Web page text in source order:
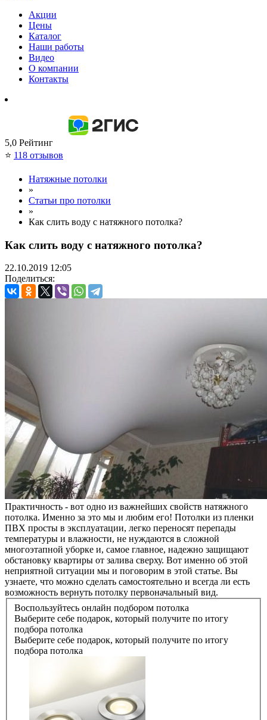
Акции
Цены
Каталог
Наши работы
Видео
О компании
Контакты
5,0 Рейтинг
⭐ 118 отзывов
Натяжные потолки
»
Статьи про потолки
»
Как слить воду с натяжного потолка?
Как слить воду с натяжного потолка?
22.10.2019 12:05
Поделиться:
Практичность - вот одно из важнейших свойств натяжного
потолка. Именно за это мы и любим его! Потолки из пленки
ПВХ просты в эксплуатации, легко переносят перепады
температуры и влажности, не нуждаются в сложной
многоэтапной уборке и, самое главное, надежно защищают
обстановку квартиры от залива сверху. Вот именно об этой
неприятной ситуации мы и поговорим в этой статье. Вы
узнаете, что можно сделать самостоятельно и всегда ли есть
возможность вернуть потолку первоначальный вид.
Воспользуйтесь онлайн подбором потолка
Выберите себе подарок, который получите по итогу
подбора потолка
Выберите себе подарок, который получите по итогу
подбора потолка